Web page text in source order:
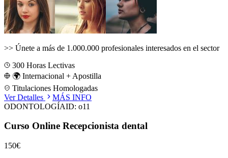
>> Únete a más de 1.000.000 profesionales interesados en el sector
300 Horas Lectivas
🌍 Internacional + Apostilla
Titulaciones Homologadas
Ver Detalles
MÁS INFO
ODONTOLOGÍAID: o11
Curso Online Recepcionista dental
150€